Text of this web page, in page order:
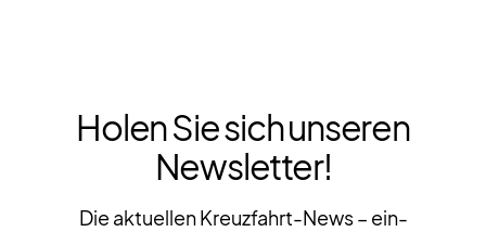
Holen Sie sich unseren
Newsletter!
Die aktuellen Kreuzfahrt-News – ein-